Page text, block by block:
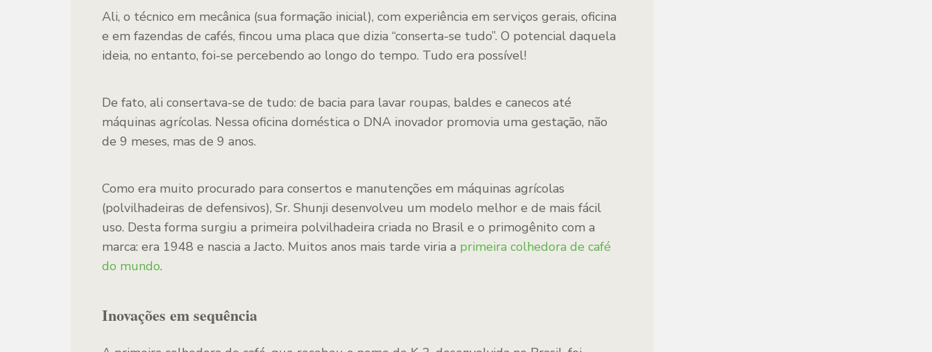
Ali, o técnico em mecânica (sua formação inicial), com experiência em serviços gerais, oficina
e em fazendas de cafés, fincou uma placa que dizia “conserta-se tudo”. O potencial daquela
ideia, no entanto, foi-se percebendo ao longo do tempo. Tudo era possível!
De fato, ali consertava-se de tudo: de bacia para lavar roupas, baldes e canecos até
máquinas agrícolas. Nessa oficina doméstica o DNA inovador promovia uma gestação, não
de 9 meses, mas de 9 anos.
Como era muito procurado para consertos e manutenções em máquinas agrícolas
(polvilhadeiras de defensivos), Sr. Shunji desenvolveu um modelo melhor e de mais fácil
uso. Desta forma surgiu a primeira polvilhadeira criada no Brasil e o primogênito com a
marca: era 1948 e nascia a Jacto. Muitos anos mais tarde viria a primeira colhedora de café
do mundo.
Inovações em sequência